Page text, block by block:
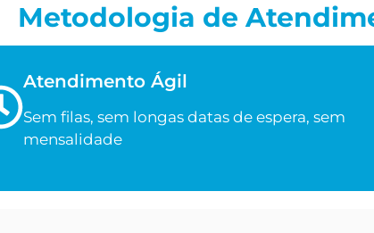
Metodologia de
Atendimento Ágil
Sem filas, sem longas datas de espera, sem
mensalidade